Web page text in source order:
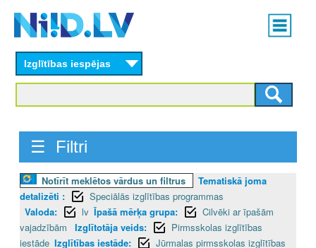
content
Main
menu
Izglītības iespējas
☰ Filtri
Notīrīt meklētos vārdus un filtrus
Tematiskā joma
detalizēti :
Speciālās izglītības programmas
Valoda:
lv Īpašā mērķa grupa:
Cilvēki ar īpašām
vajadzībām
Izglītotāja veids:
Pirmsskolas izglītības
iestāde Izglītības iestāde:
Jūrmalas pirmsskolas izglītības